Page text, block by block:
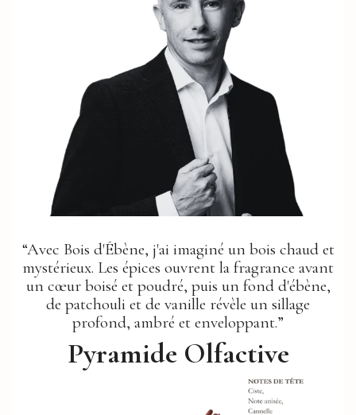
“Avec Bois d'Ébène, j'ai imaginé un bois chaud et
mystérieux. Les épices ouvrent la fragrance avant
un cœur boisé et poudré, puis un fond d'ébène,
de patchouli et de vanille révèle un sillage
profond, ambré et enveloppant.”
Pyramide Olfactive